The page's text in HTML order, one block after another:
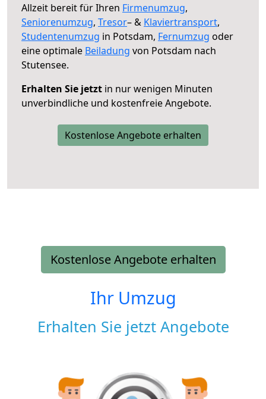
Allzeit bereit für Ihren Firmenumzug,
Seniorenumzug, Tresor– & Klaviertransport,
Studentenumzug in Potsdam, Fernumzug oder
eine optimale Beiladung von Potsdam nach
Stutensee.
Erhalten Sie jetzt in nur wenigen Minuten
unverbindliche und kostenfreie Angebote.
Kostenlose Angebote erhalten
Kostenlose Angebote erhalten
Ihr Umzug
Erhalten Sie jetzt Angebote